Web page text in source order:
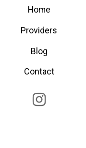
Home
Providers
Blog
Contact